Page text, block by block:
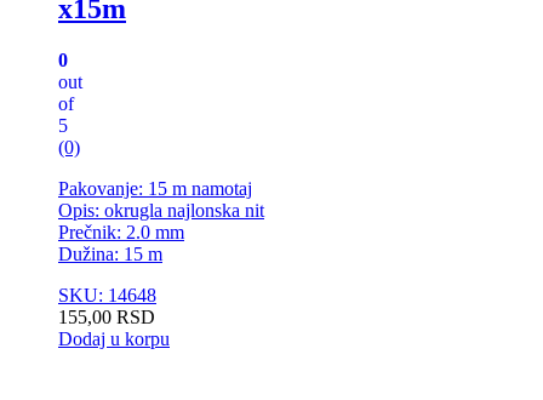
x15m
0
out
of
5
(0)
Pakovanje: 15 m namotaj
Opis: okrugla najlonska nit
Prečnik: 2.0 mm
Dužina: 15 m
SKU: 14648
155,00 RSD
Dodaj u korpu